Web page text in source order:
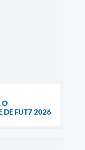
O
DE FUT7 2026